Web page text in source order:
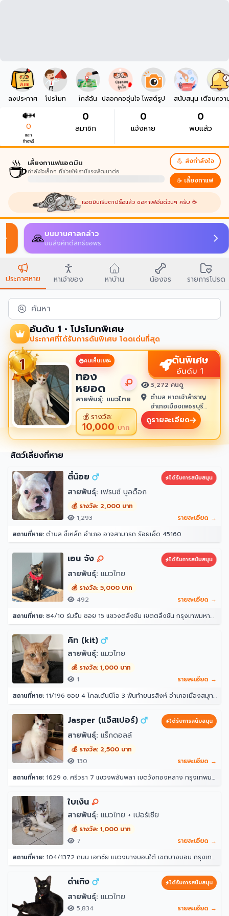
ลงประกาศ โปรโมท ใกล้ฉัน ปลอกคออุ่นใจ โพสต์รูป สนับสนุน เตือนควา
0
แจก
ก้างฟรี
0
สมาชิก
0
แจ้งหาย
0
พบแล้ว
☕เลี้ยงกาแฟแอดมิน
กำลังใจเล็กๆ ที่ช่วยให้เรามีแรงพัฒนาต่อ
💪 ส่งกำลังใจ
☕ เลี้ยงกาแฟ
แอดมินเริ่มตาปรือแล้ว ขอคาเฟอีนด่วนๆ ครับ ☕
🙏บนบานศาลกล่าว
บนสิ่งศักดิ์สิทธิ์ขอพร
ประกาศหาย หาเจ้าของ หาบ้าน น้องจร รายการโปรด
ค้นหา
อันดับ 1 • โปรโมทพิเศษ
ประกาศที่ได้รับการดันพิเศษ โดดเด่นที่สุด
คนเห็นเยอะ
ทอง
หยอด
สายพันธุ์: แมวไทย
💰รางวัล:
10,000บาท
ดันพิเศษ
อันดับ 1
3,272 คนดู
ตำบล หาดเจ้าสำราญ
อำเภอเมืองเพชรบุรี
เพชรบุรี 76100
ดูรายละเอียด
สัตว์เลี้ยงที่หาย
ตี๋น้อย
ได้รับการสนับสนุน
สายพันธุ์: เฟรนซ์ บูลด็อก
💰 รางวัล: 2,000 บาท
1,293
รายละเอียด →
สถานที่หาย: ตำบล ขี้เหล็ก อำเภอ อาจสามารถ ร้อยเอ็ด 45160
เอน จัง ได้รับการสนับสนุน
สายพันธุ์: แมวไทย
💰 รางวัล: 5,000 บาท
492
รายละเอียด →
สถานที่หาย: 84/10 ร่มรื่น ซอย 15 แขวงตลิ่งชัน เขตตลิ่งชัน กรุงเทพมหานคร 10170
คิท (kit)
สายพันธุ์: แมวไทย
💰 รางวัล: 1,000 บาท
1
รายละเอียด →
สถานที่หาย: 11/196 ซอย 4 โกลเด้นนีโอ 3 พันท้ายนรสิงห์ อำเภอเมืองสมุทรสาคร สมุทรสาคร 74000
Jasper (แจ๊สเปอร์) ได้รับการสนับสนุน
สายพันธุ์: แร็กดอลล์
💰 รางวัล: 2,500 บาท
130
รายละเอียด →
สถานที่หาย: 1629 ซ. ศรีวรา 7 แขวงพลับพลา เขตวังทองหลาง กรุงเทพมหานคร 10312
ใบเงิน
สายพันธุ์: แมวไทย + เปอร์เซีย
💰 รางวัล: 1,000 บาท
7
รายละเอียด →
สถานที่หาย: 104/1372 ถนน เอกชัย แขวงบางบอนใต้ เขตบางบอน กรุงเทพมหานคร 10150
ดำเกิง ได้รับการสนับสนุน
สายพันธุ์: แมวไทย
5,834 รายละเอียด →